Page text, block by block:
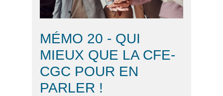
MÉMO 20 - QUI
MIEUX QUE LA CFE-
CGC POUR EN
PARLER !